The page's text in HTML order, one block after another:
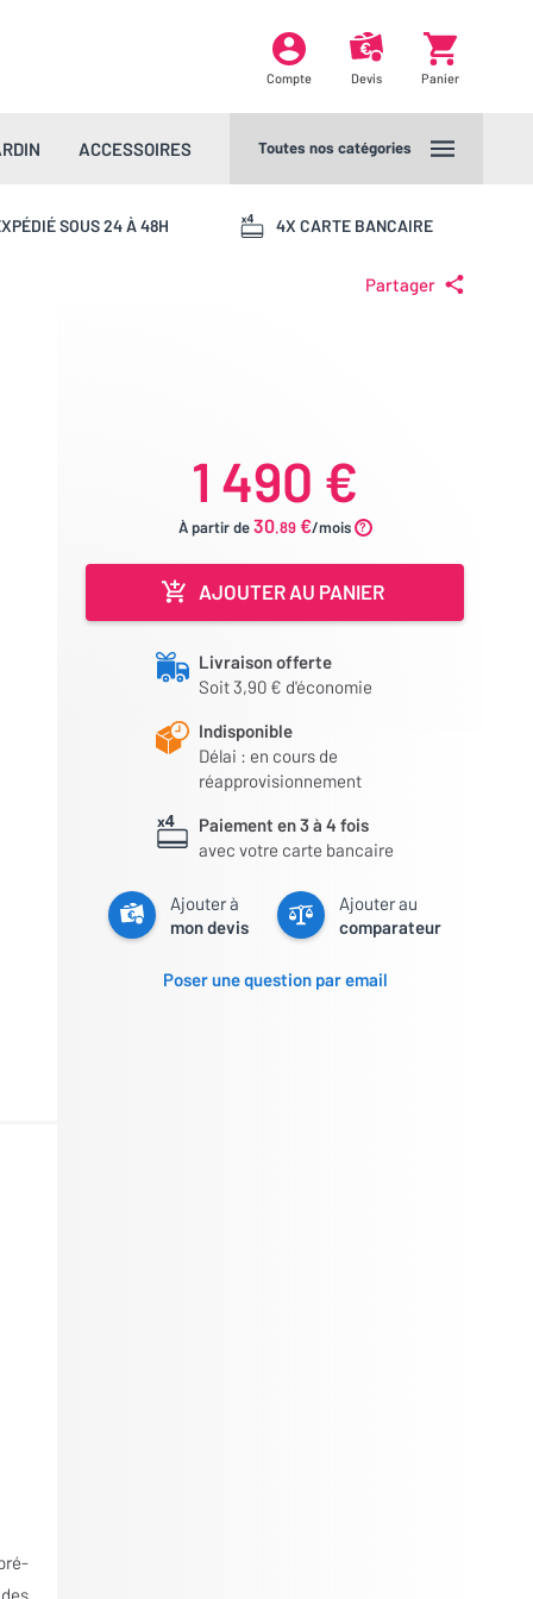
Compte Devis Panier
ACCESSOIRES Toutes nos catégories
SOUS 24 À 48H 4X CARTE BANCAIRE
Partager
1 490 €
À partir de30.89€/mois
AJOUTER AU PANIER
Livraison offerte
Soit 3,90 € d'économie
Indisponible
Délai : en cours de
réapprovisionnement
Paiement en 3 à 4 fois
avec votre carte bancaire
Ajouter à
mon devis
Ajouter au
comparateur
Poser une question par email